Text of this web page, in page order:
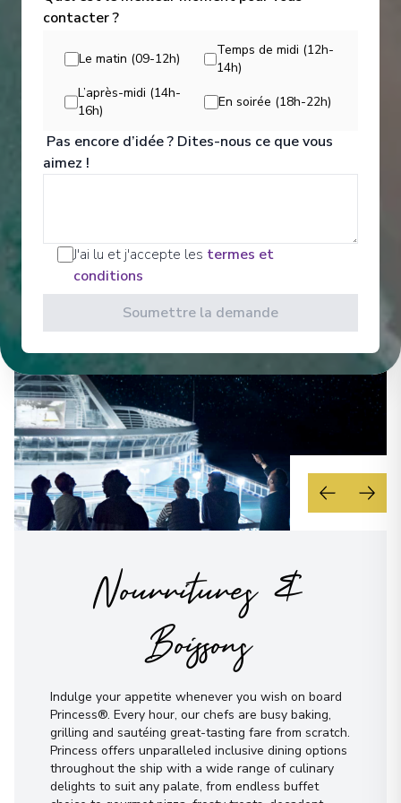
Activités
Voir Toutes les Activités
Nourritures &
Boissons
Indulge your appetite whenever you wish on board
Princess®. Every hour, our chefs are busy baking,
grilling and sautéing great-tasting fare from scratch.
Princess offers unparalleled inclusive dining options
throughout the ship with a wide range of culinary
delights to suit any palate, from endless buffet
contacter ?
Le matin (09-12h)
Temps de midi (12h-
14h)
L’après-midi (14h-
16h)
En soirée (18h-22h)
Pas encore d’idée ? Dites-nous ce que vous
aimez !
J'ai lu et j'accepte les termes et
conditions
Soumettre la demande